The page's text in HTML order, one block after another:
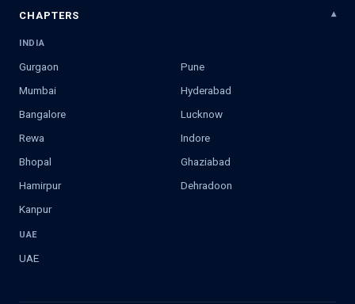
CHAPTERS
INDIA
Gurgaon
Pune
Mumbai
Hyderabad
Bangalore
Lucknow
Rewa
Indore
Bhopal
Ghaziabad
Hamirpur
Dehradoon
Kanpur
UAE
UAE